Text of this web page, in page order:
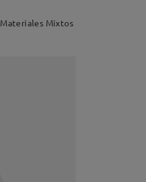
Materiales Mixtos